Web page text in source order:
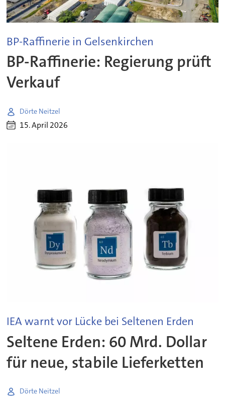
BP-Raffinerie in Gelsenkirchen
BP-Raffinerie: Regierung prüft
Verkauf
Dörte Neitzel
15. April 2026
IEA warnt vor Lücke bei Seltenen Erden
Seltene Erden: 60 Mrd. Dollar
für neue, stabile Lieferketten
Dörte Neitzel